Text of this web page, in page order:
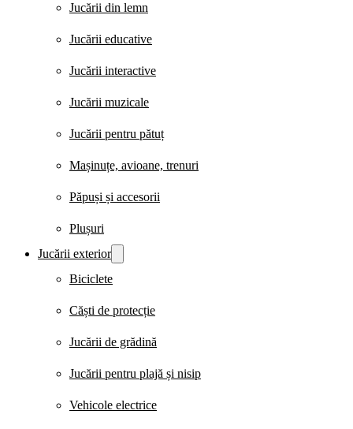
Jucării din lemn
Jucării educative
Jucării interactive
Jucării muzicale
Jucării pentru pătuț
Mașinuțe, avioane, trenuri
Păpuși și accesorii
Plușuri
Jucării exterior
Biciclete
Căști de protecție
Jucării de grădină
Jucării pentru plajă și nisip
Vehicole electrice